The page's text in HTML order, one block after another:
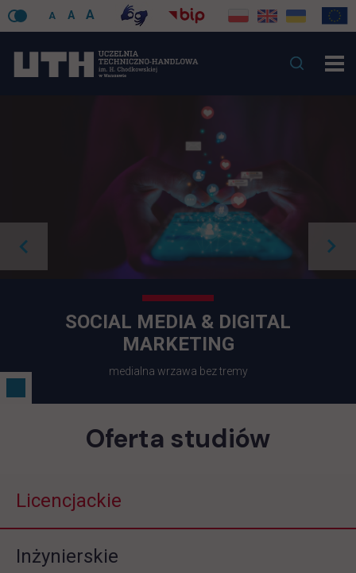
A A A
SOCIAL MEDIA & DIGITAL
MARKETING
medialna wrzawa bez tremy
Oferta studiów
Licencjackie
Inżynierskie